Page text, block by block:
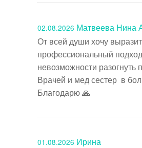
02.08.2026 Матвеева Нина
От всей души хочу
профессиональный
невозможности разогнуть
Врачей и мед сестер  в
01.08.2026 Ирина